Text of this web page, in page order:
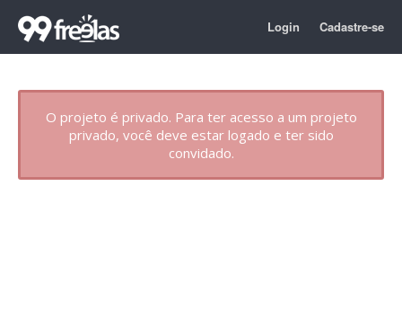
Login Cadastre-se
O projeto é privado. Para ter acesso a um projeto
privado, você deve estar logado e ter sido
convidado.